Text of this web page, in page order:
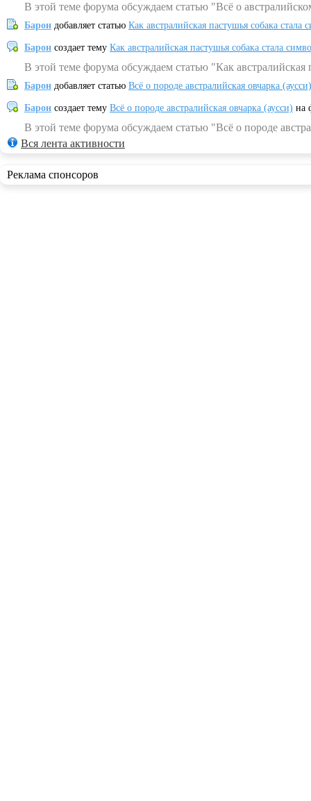
В этой теме форума обсуждаем статью "Всё о
Барон добавляет статью Как австралийская пастушья собака
Барон создает тему Как австралийская пастушья собака стала
В этой теме форума обсуждаем статью "Как
Барон добавляет статью Всё о породе австралийская овчарка (аусси)
Барон создает тему Всё о породе австралийская овчарка (аусси) на
В этой теме форума обсуждаем статью "Всё о породе
Вся лента активности
Реклама спонсоров